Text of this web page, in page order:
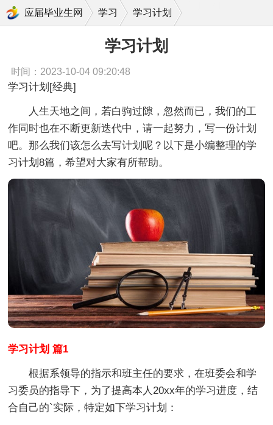
应届毕业生网 学习 学习计划
学习计划
时间：2023-10-04 09:20:48
学习计划[经典]
人生天地之间，若白驹过隙，忽然而已，我们的工
作同时也在不断更新迭代中，请一起努力，写一份计划
吧。那么我们该怎么去写计划呢？以下是小编整理的学
习计划8篇，希望对大家有所帮助。
学习计划 篇1
根据系领导的指示和班主任的要求，在班委会和学
习委员的指导下，为了提高本人20xx年的学习进度，结
合自己的`实际，特定如下学习计划：